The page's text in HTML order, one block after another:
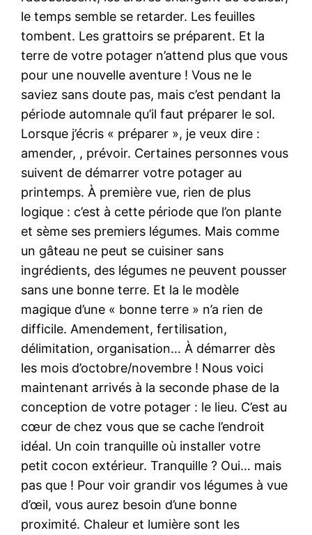
le temps semble se retarder. Les feuilles
tombent. Les grattoirs se préparent. Et la
terre de votre potager n’attend plus que vous
pour une nouvelle aventure ! Vous ne le
saviez sans doute pas, mais c’est pendant la
période automnale qu’il faut préparer le sol.
Lorsque j’écris « préparer », je veux dire :
amender, , prévoir. Certaines personnes vous
suivent de démarrer votre potager au
printemps. À première vue, rien de plus
logique : c’est à cette période que l’on plante
et sème ses premiers légumes. Mais comme
un gâteau ne peut se cuisiner sans
ingrédients, des légumes ne peuvent pousser
sans une bonne terre. Et la le modèle
magique d’une « bonne terre » n’a rien de
difficile. Amendement, fertilisation,
délimitation, organisation… À démarrer dès
les mois d’octobre/novembre ! Nous voici
maintenant arrivés à la seconde phase de la
conception de votre potager : le lieu. C’est au
cœur de chez vous que se cache l’endroit
idéal. Un coin tranquille où installer votre
petit cocon extérieur. Tranquille ? Oui… mais
pas que ! Pour voir grandir vos légumes à vue
d’œil, vous aurez besoin d’une bonne
proximité. Chaleur et lumière sont les